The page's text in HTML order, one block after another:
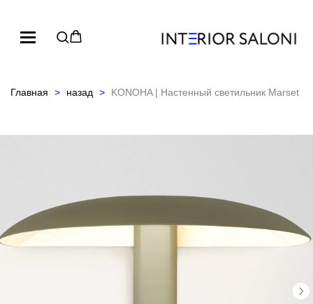
Главная назад KONOHA | Настенный светильник Marset